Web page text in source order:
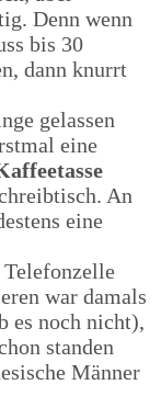
Denn wenn
bis 30
dann knurrt
gelassen
eine
An
eine
Telefonzelle
war damals
es noch nicht),
standen
Männer